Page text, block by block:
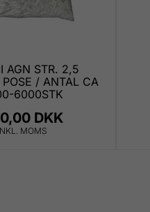
AGN STR. 2,5
/ ANTAL CA
6000STK
DKK
MOMS